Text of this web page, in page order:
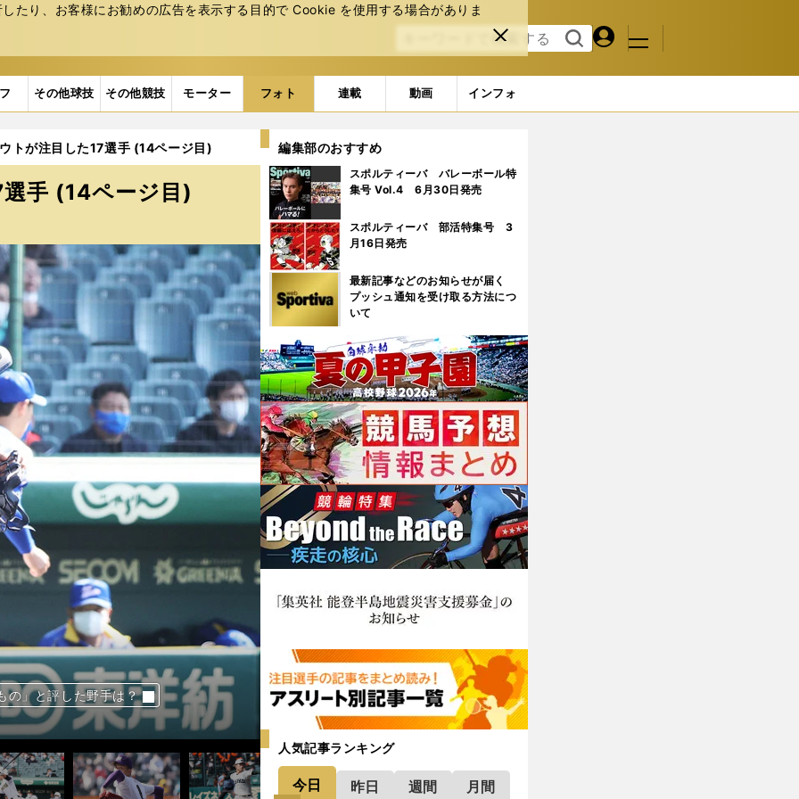
たり、お客様にお勧めの広告を表⽰する⽬的で Cookie を使⽤する場合がありま
閉じ
る
検索
る
マイペ
ジ
メニュ
その他球技 その他競技 モーター フォト 連載 動画 インフォ
トが注目した17選手 (14ページ目)
手 (14ページ目)
ワンと評されたのは？
ワンと評されたのは？
ワンと評されたのは？
ワンと評されたのは？
ワンと評されたのは？
ワンと評されたのは？
ワンと評されたのは？
ワンと評されたのは？
ワンと評されたのは？
ワンと評されたのは？
ワンと評されたのは？
ワンと評されたのは？
の」と評した野手は？
の」と評した野手は？
の」と評した野手は？
の」と評した野手は？
の」と評した野手は？
編集部のおすすめ
スポルティーバ バレーボール特
集号 Vol.4 6月30日発売
スポルティーバ 部活特集号 3
月16日発売
最新記事などのお知らせが届く
プッシュ通知を受け取る方法につ
いて
人気記事ランキング
今日 昨日 週間 月間